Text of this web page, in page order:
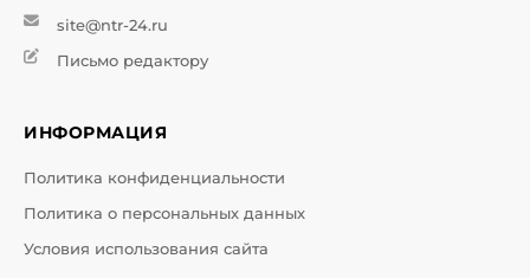
site@ntr-24.ru
Письмо редактору
ИНФОРМАЦИЯ
Политика конфиденциальности
Политика о персональных данных
Условия использования сайта